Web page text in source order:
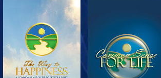
SERIE
ENTDECKEN